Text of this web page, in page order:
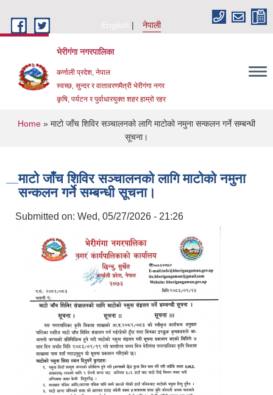
English
नेपाली
भेरीगंगा नगरपालिका
कर्णाली प्रदेश, नेपाल
स्वच्छ, सुन्दर र वातावरणमैत्री भेरीगंगा नगर
कृषि, पर्यटन र पुर्वाधारयुक्त शहर हाम्रो रहर
You are here
Home » माटो जाँच शिविर सञ्चालनको लागि माटोको नमुना सन्कलन गर्ने सम्बन्धी
सूचना।
माटो जाँच शिविर सञ्चालनको लागि माटोको नमुना
सन्कलन गर्ने सम्बन्धी सूचना।
Submitted on: Wed, 05/27/2026 - 21:26